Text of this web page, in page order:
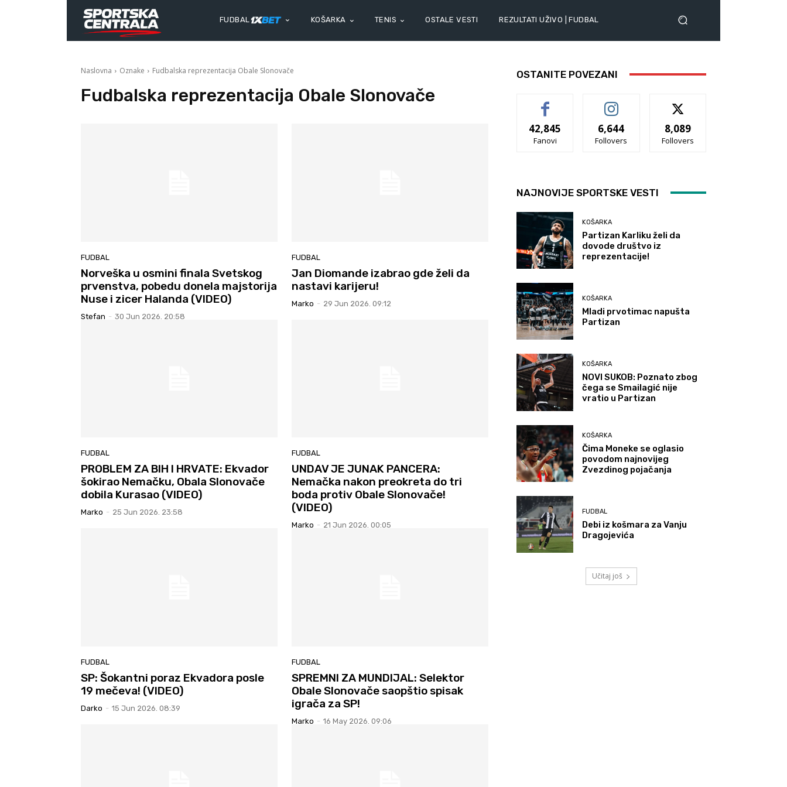
FUDBAL KOŠARKA TENIS OSTALE VESTI REZULTATI UŽIVO | FUDBAL
Naslovna Oznake Fudbalska reprezentacija Obale Slonovače
Fudbalska reprezentacija Obale Slonovače
FUDBAL
Norveška u osmini finala Svetskog
prvenstva, pobedu donela majstorija
Nuse i zicer Halanda (VIDEO)
Stefan - 30 Jun 2026. 20:58
FUDBAL
Jan Diomande izabrao gde želi da
nastavi karijeru!
Marko - 29 Jun 2026. 09:12
FUDBAL
PROBLEM ZA BIH I HRVATE: Ekvador
šokirao Nemačku, Obala Slonovače
dobila Kurasao (VIDEO)
Marko - 25 Jun 2026. 23:58
FUDBAL
UNDAV JE JUNAK PANCERA:
Nemačka nakon preokreta do tri
boda protiv Obale Slonovače!
(VIDEO)
Marko - 21 Jun 2026. 00:05
FUDBAL
SP: Šokantni poraz Ekvadora posle
19 mečeva! (VIDEO)
Darko - 15 Jun 2026. 08:39
FUDBAL
SPREMNI ZA MUNDIJAL: Selektor
Obale Slonovače saopštio spisak
igrača za SP!
Marko - 16 May 2026. 09:06
OSTANITE POVEZANI
42,845
Fanovi
6,644
Follovers
8,089
Follovers
NAJNOVIJE SPORTSKE VESTI
KOŠARKA
Partizan Karliku želi da
dovode društvo iz
reprezentacije!
KOŠARKA
Mladi prvotimac napušta
Partizan
KOŠARKA
NOVI SUKOB: Poznato zbog
čega se Smailagić nije
vratio u Partizan
KOŠARKA
Čima Moneke se oglasio
povodom najnovijeg
Zvezdinog pojačanja
FUDBAL
Debi iz košmara za Vanju
Dragojevića
Učitaj još